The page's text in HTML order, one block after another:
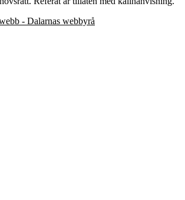
- Dalarnas webbyrå